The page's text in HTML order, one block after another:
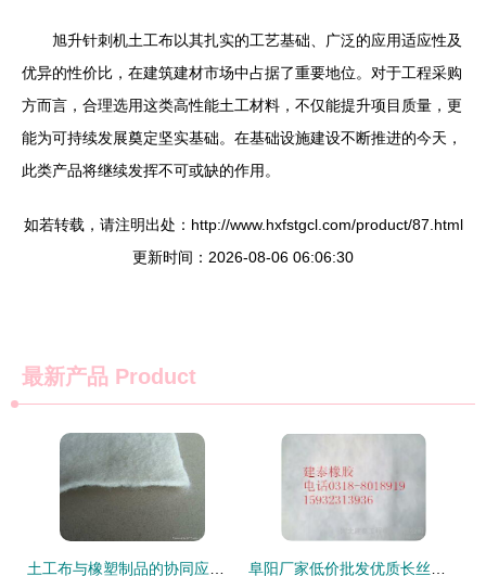
旭升针刺机土工布以其扎实的工艺基础、广泛的应用适应性及
优异的性价比，在建筑建材市场中占据了重要地位。对于工程采购
方而言，合理选用这类高性能土工材料，不仅能提升项目质量，更
能为可持续发展奠定坚实基础。在基础设施建设不断推进的今天，
此类产品将继续发挥不可或缺的作用。
如若转载，请注明出处：http://www.hxfstgcl.com/product/87.html
更新时间：2026-08-06 06:06:30
最新产品 Product